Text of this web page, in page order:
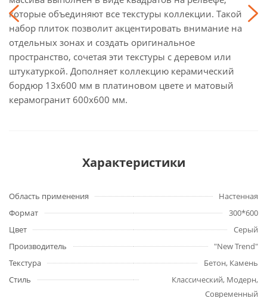
которые объединяют все текстуры коллекции. Такой
набор плиток позволит акцентировать внимание на
отдельных зонах и создать оригинальное
пространство, сочетая эти текстуры с деревом или
штукатуркой. Дополняет коллекцию керамический
бордюр 13х600 мм в платиновом цвете и матовый
керамогранит 600x600 мм.
Характеристики
Область применения
Настенная
Формат
300*600
Цвет
Серый
Производитель
"New Trend"
Текстура
Бетон, Камень
Стиль
Классический, Модерн,
Современный